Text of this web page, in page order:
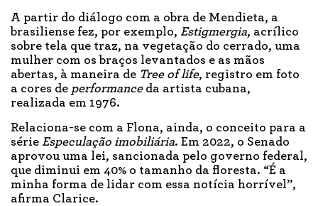
A partir do diálogo com a obra de Mendieta, a
brasiliense fez, por exemplo, Estigmergia, acrílico
sobre tela que traz, na vegetação do cerrado, uma
mulher com os braços levantados e as mãos
abertas, à maneira de Tree of life, registro em foto
a cores de performanceda artista cubana,
realizada em 1976.
Relaciona-se com a Flona, ainda, o conceito para a
série Especulação imobiliária. Em 2022, o Senado
aprovou uma lei, sancionada pelo governo federal,
que diminui em 40% o tamanho da floresta. “É a
minha forma de lidar com essa notícia horrível”,
afirma Clarice.